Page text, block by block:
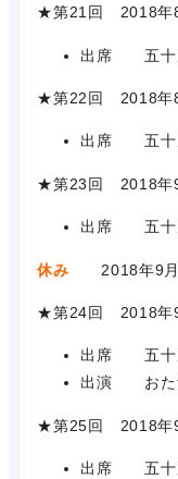
★第21回 2018年
出席 五十
★第22回 2018年
出席 五十
★第23回 2018年
出席 五十
休み 2018年9月
★第24回 2018年
出席 五十
出演 おた飯
★第25回 2018年
出席 五十